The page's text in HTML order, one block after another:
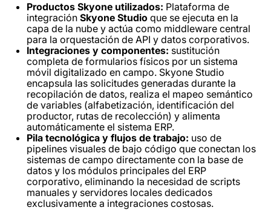
Productos Skyone utilizados: Plataforma de
integración Skyone Studio que se ejecuta en la
capa de la nube y actúa como middleware central
para la orquestación de API y datos corporativos.
Integraciones y componentes: sustitución
completa de formularios físicos por un sistema
móvil digitalizado en campo. Skyone Studio
encapsula las solicitudes generadas durante la
recopilación de datos, realiza el mapeo semántico
de variables (alfabetización, identificación del
productor, rutas de recolección) y alimenta
automáticamente el sistema ERP.
Pila tecnológica y flujos de trabajo: uso de
pipelines visuales de bajo código que conectan los
sistemas de campo directamente con la base de
datos y los módulos principales del ERP
corporativo, eliminando la necesidad de scripts
manuales y servidores locales dedicados
exclusivamente a integraciones costosas.